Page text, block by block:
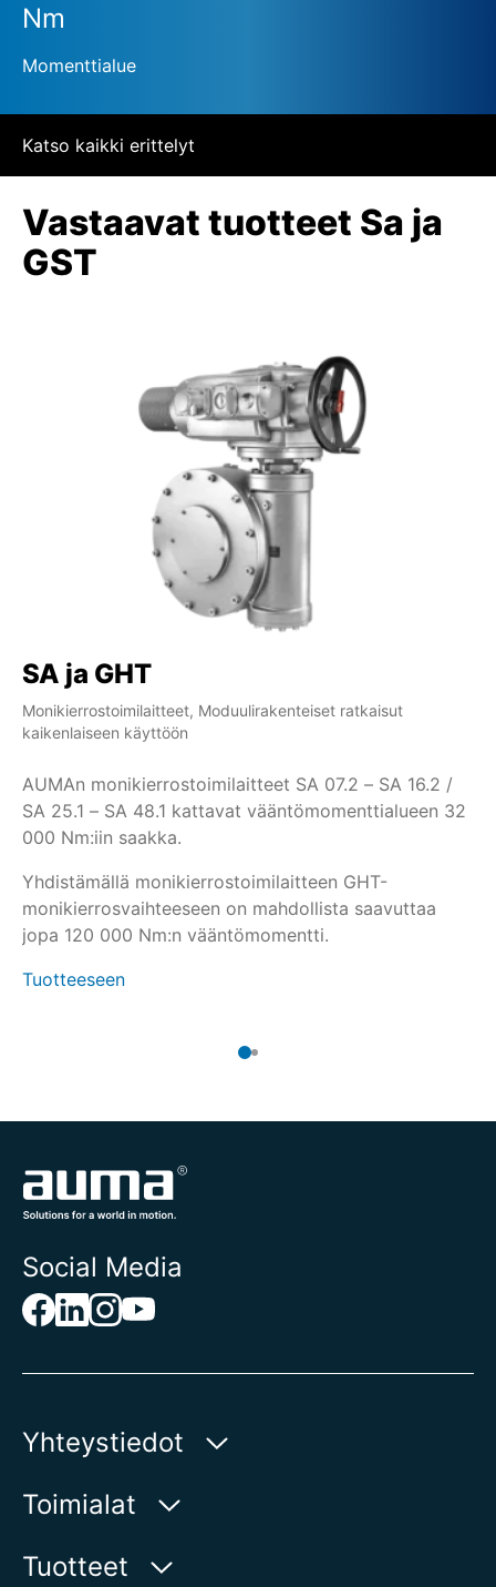
Nm
Momenttialue
Katso kaikki erittelyt
Vastaavat tuotteet Sa ja
GST
SA ja GHT
Monikierrostoimilaitteet, Moduulirakenteiset ratkaisut
kaikenlaiseen käyttöön
AUMAn monikierrostoimilaitteet SA 07.2 – SA 16.2 /
SA 25.1 – SA 48.1 kattavat vääntömomenttialueen 32
000 Nm:iin saakka.
Yhdistämällä monikierrostoimilaitteen GHT-
monikierrosvaihteeseen on mahdollista saavuttaa
jopa 120 000 Nm:n vääntömomentti.
Tuotteeseen
Social Media
Yhteystiedot
AUMA Riester
Aumastr 1
Toimialat
Vesi
Tuotteet